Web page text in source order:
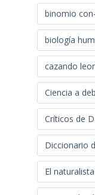
binomio
biología
cazando
Ciencia a
Críticos de
Diccionario
El